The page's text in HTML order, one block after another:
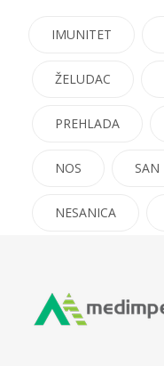
IMUNITET
ŽELUDAC
PREHLADA
NOS SAN
NESANICA